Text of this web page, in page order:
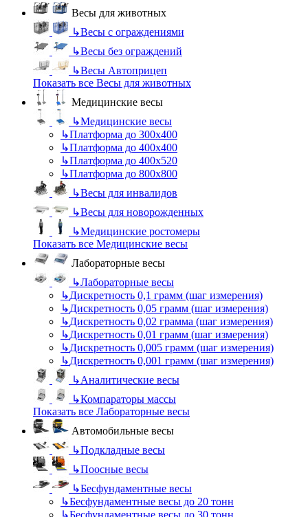
Весы для животных
↳Весы с ограждениями
↳Весы без ограждений
↳Весы Автоприцеп
Показать все Весы для животных
Медицинские весы
↳Медицинские весы
↳Платформа до 300х400
↳Платформа до 400х400
↳Платформа до 400х520
↳Платформа до 800х800
↳Весы для инвалидов
↳Весы для новорожденных
↳Медицинские ростомеры
Показать все Медицинские весы
Лабораторные весы
↳Лабораторные весы
↳Дискретность 0,1 грамм (шаг измерения)
↳Дискретность 0,05 грамм (шаг измерения)
↳Дискретность 0,02 грамма (шаг измерения)
↳Дискретность 0,01 грамм (шаг измерения)
↳Дискретность 0,005 грамм (шаг измерения)
↳Дискретность 0,001 грамм (шаг измерения)
↳Аналитические весы
↳Компараторы массы
Показать все Лабораторные весы
Автомобильные весы
↳Подкладные весы
↳Поосные весы
↳Бесфундаментные весы
↳Бесфундаментные весы до 20 тонн
↳Бесфундаментные весы до 30 тонн